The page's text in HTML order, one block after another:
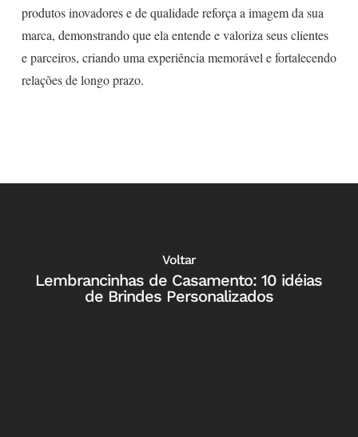
produtos inovadores e de qualidade reforça a imagem da sua
marca, demonstrando que ela entende e valoriza seus clientes
e parceiros, criando uma experiência memorável e fortalecendo
relações de longo prazo.
Voltar
Lembrancinhas de Casamento: 10 idéias
de Brindes Personalizados